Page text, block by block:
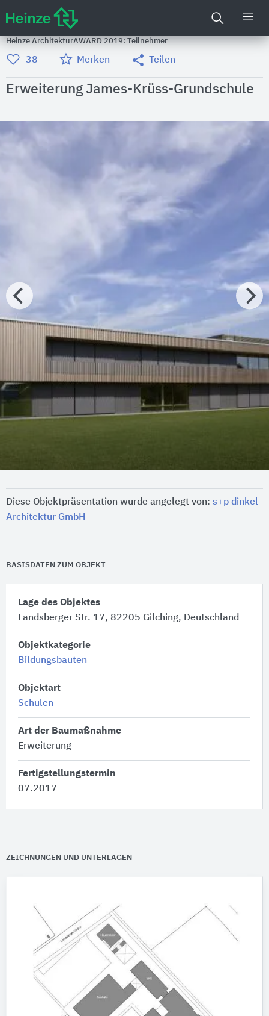
Heinze ArchitekturAWARD 2019: Teilnehmer
38 Merken Teilen
Erweiterung James-Krüss-Grundschule
Diese Objektpräsentation wurde angelegt von: s+p dinkel
Architektur GmbH
BASISDATEN ZUM OBJEKT
Lage des Objektes
Landsberger Str. 17, 82205 Gilching, Deutschland
Objektkategorie
Bildungsbauten
Objektart
Schulen
Art der Baumaßnahme
Erweiterung
Fertigstellungstermin
07.2017
ZEICHNUNGEN UND UNTERLAGEN